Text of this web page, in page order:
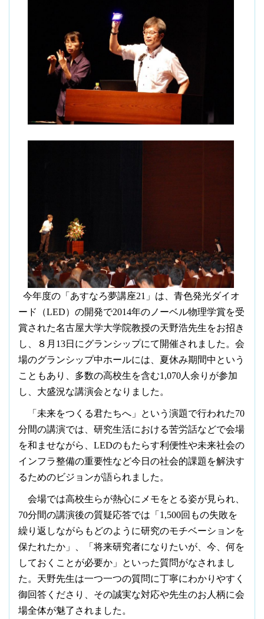
今年度の「あすなろ夢講座21 」は、青色発光ダイオ
ード（LED）の開発で2014年のノーベル物理学賞を受
賞された名古屋大学大学院教授の天野浩先生をお招き
し、８月 13日にグランシップにて開催されました。会
場のグランシップ中ホールには、夏休み期間中という
こともあり、多数の高校生を含む1,070人余りが参加
し、大盛況な講演会となりました。
「未来をつくる君たちへ」という演題で行われた70
分間の講演では、研究生活における苦労話などで会場
を和ませながら、 LEDのもたらす利便性や未来社会の
インフラ整備の重要性など今日の社会的課題を解決す
るためのビジョンが語られました。
会場では高校生らが熱心にメモをとる姿が見られ、
70分間の講演後の質疑応答では「 1,500回もの失敗を
繰り返しながらもどのように研究のモチベーションを
保たれたか」、「将来研究者になりたいが、今、何を
しておくことが必要か」といった質問がなされまし
た。天野先生は一つ一つの質問に丁寧にわかりやすく
御回答くださり、その誠実な対応や先生のお人柄に会
場全体が魅了されました。